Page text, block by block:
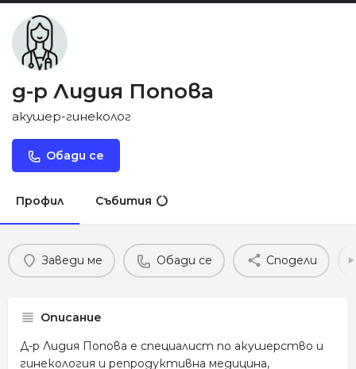
д-р Лидия Попова
акушер-гинеколог
Обади се
Профил Събития
Заведи ме Обади се Сподели
Описание
Д-р Лидия Попова е специалист по акушерство и
гинекология и репродуктивна медицина,